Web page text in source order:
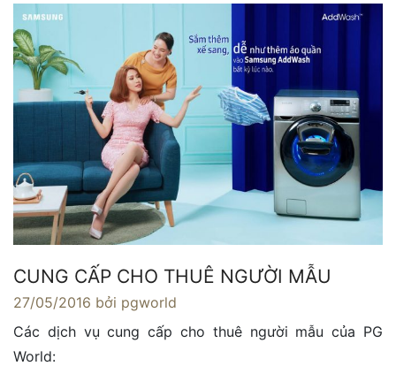
CUNG CẤP CHO THUÊ NGƯỜI MẪU
27/05/2016 bởi pgworld
Các dịch vụ cung cấp cho thuê người mẫu của PG
World: